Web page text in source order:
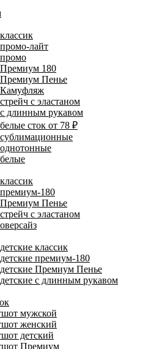
лайт
180
Пенье
с эластаном
длинным рукавом
сток от 78 ₽
180
Пенье
с эластаном
классик
премиум-180
Премиум Пенье
с длинным рукавом
мужской
женский
детский
Премиум